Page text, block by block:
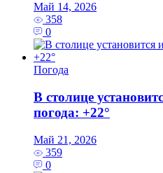
Май 14, 2026
358
0
Погода
В столице
погода: +22°
Май 21, 2026
359
0